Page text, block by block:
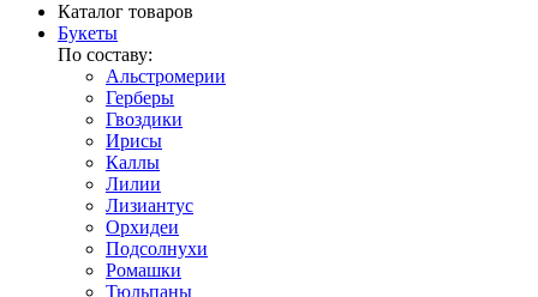
Каталог товаров
Букеты
По составу:
Альстромерии
Герберы
Гвоздики
Ирисы
Каллы
Лилии
Лизиантус
Орхидеи
Подсолнухи
Ромашки
Тюльпаны